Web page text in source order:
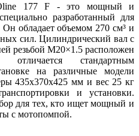
177 F - это мощный и
разработанный для
обладает объемом 270 см³ и
сил. Цилиндрический вал с
резьбой M20×1.5 расположен
отличается стандартным
на различные модели
435x370x425 мм и вес 25 кг
и установки.
для тех, кто ищет мощный и
с мотопомпой.